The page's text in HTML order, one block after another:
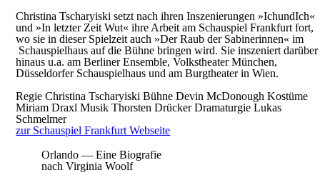
Christina Tscharyiski setzt nach ihren Inszenierungen »IchundIch«
und »In letzter Zeit Wut« ihre Arbeit am Schauspiel Frankfurt fort,
wo sie in dieser Spielzeit auch »Der Raub der Sabinerinnen« im
Schauspielhaus auf die Bühne bringen wird. Sie inszeniert darüber
hinaus u.a. am Berliner Ensemble, Volkstheater München,
Düsseldorfer Schauspielhaus und am Burgtheater in Wien.
Regie Christina TscharyiskiBühne Devin McDonoughKostüme
Miriam DraxlMusikThorsten DrückerDramaturgie Lukas
Schmelmer
zur Schauspiel Frankfurt Webseite
Orlando — Eine Biografie
nach Virginia Woolf